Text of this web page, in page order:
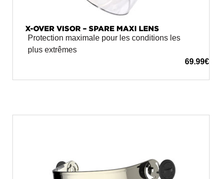
X-OVER VISOR – SPARE MAXI LENS
Protection maximale pour les conditions les
plus extrêmes
69.99€